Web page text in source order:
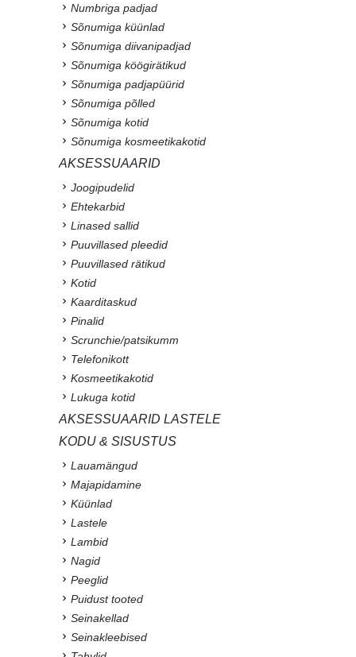
Numbriga padjad
Sõnumiga küünlad
Sõnumiga diivanipadjad
Sõnumiga köögirätikud
Sõnumiga padjapüürid
Sõnumiga põlled
Sõnumiga kotid
Sõnumiga kosmeetikakotid
AKSESSUAARID
Joogipudelid
Ehtekarbid
Linased sallid
Puuvillased pleedid
Puuvillased rätikud
Kotid
Kaarditaskud
Pinalid
Scrunchie/patsikumm
Telefonikott
Kosmeetikakotid
Lukuga kotid
AKSESSUAARID LASTELE
KODU & SISUSTUS
Lauamängud
Majapidamine
Küünlad
Lastele
Lambid
Nagid
Peeglid
Puidust tooted
Seinakellad
Seinakleebised